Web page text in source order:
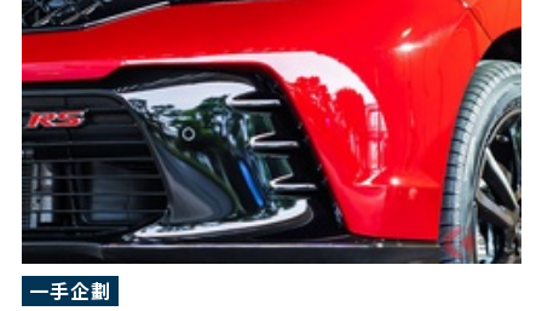
一手企劃